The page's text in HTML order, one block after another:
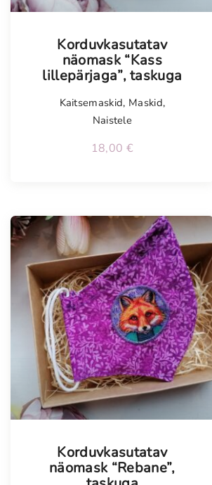
Korduvkasutatav
näomask “Kass
lillepärjaga”, taskuga
Kaitsemaskid, Maskid,
Naistele
18,00 €
Korduvkasutatav
näomask “Rebane”,